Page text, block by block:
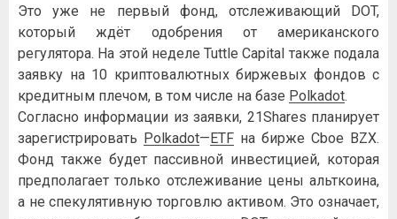
Это уже не первый фонд, отслеживающий DOT,
который ждёт одобрения от американского
регулятора. На этой неделе Tuttle Capital также подала
заявку на 10 криптовалютных биржевых фондов с
кредитным плечом, в том числе на базе Polkadot.
Согласно информации из заявки, 21Shares планирует
зарегистрировать Polkadot— ETF на бирже Cboe BZX.
Фонд также будет пассивной инвестицией, которая
предполагает только отслеживание цены альткоина,
а не спекулятивную торговлю активом. Это означает,